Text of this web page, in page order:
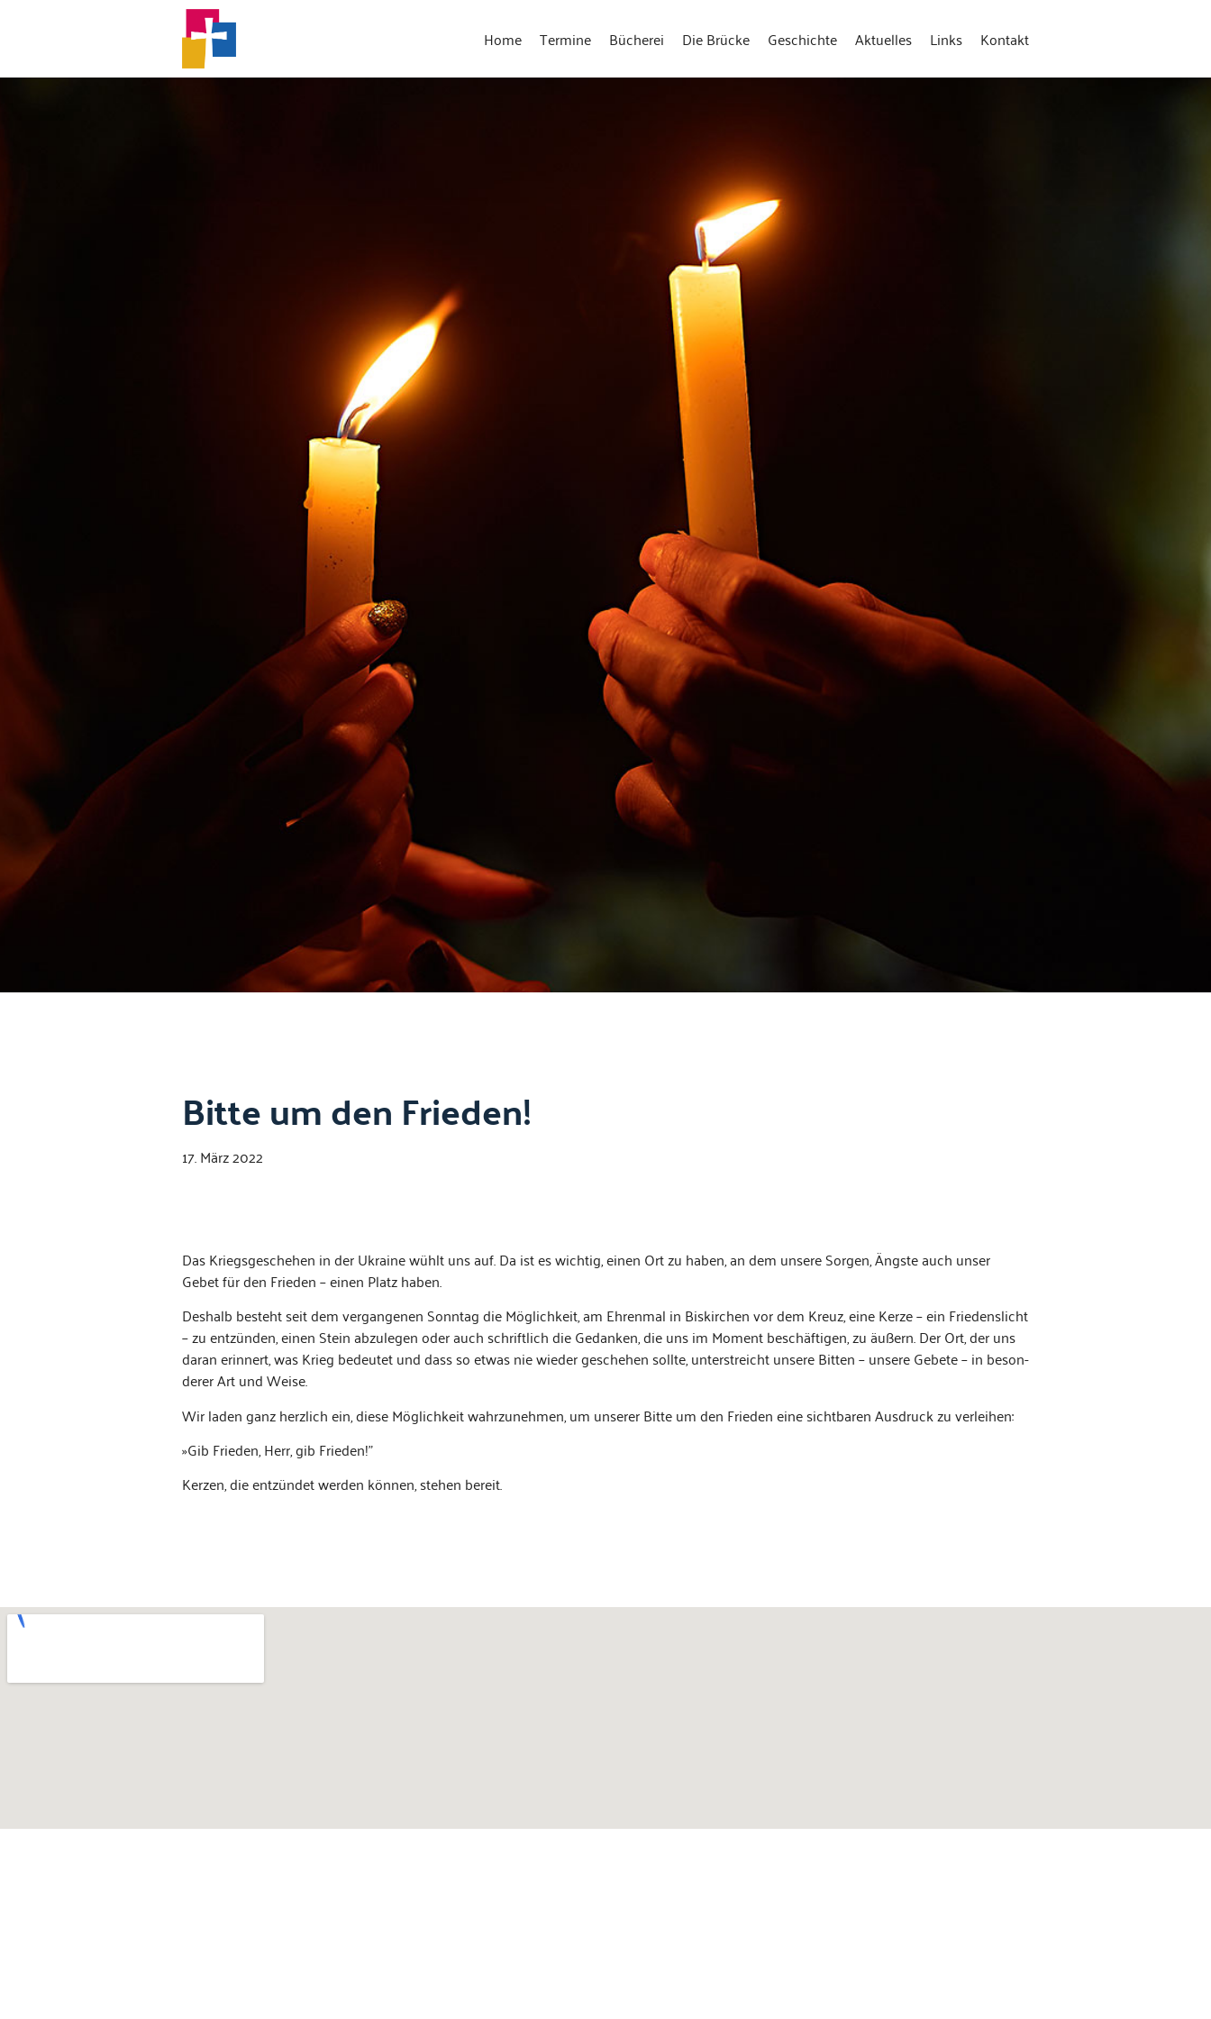
Home Termine Bücherei Die Brücke Geschichte Aktuelles Links Kontakt
Bitte um den Frieden!
17. März 2022
Das Kriegs­geschehen in der Ukraine wühlt uns auf. Da ist es wichtig, einen Ort zu haben, an dem unsere Sor­gen, Äng­ste auch unser
Gebet für den Frieden – einen Platz haben.
Deshalb beste­ht seit dem ver­gan­genen Son­ntag die Möglichkeit, am Ehren­mal in Biskirchen vor dem Kreuz, eine Kerze – ein Friedenslicht
– zu entzün­den, einen Stein abzule­gen oder auch schriftlich die Gedanken, die uns im Moment beschäfti­gen, zu äußern. Der Ort, der uns
daran erin­nert, was Krieg bedeutet und dass so etwas nie wieder geschehen sollte, unter­stre­icht unsere Bit­ten – unsere Gebete – in beson­
der­er Art und Weise.
Wir laden ganz her­zlich ein, diese Möglichkeit wahrzunehmen, um unser­er Bitte um den Frieden eine sicht­baren Aus­druck zu verleihen:
»Gib Frieden, Herr, gib Frieden!”
Kerzen, die entzün­det wer­den kön­nen, ste­hen bereit.